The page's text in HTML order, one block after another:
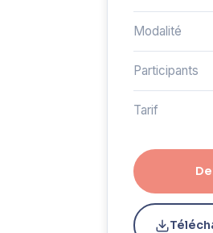
Modalité
Participants
Tarif